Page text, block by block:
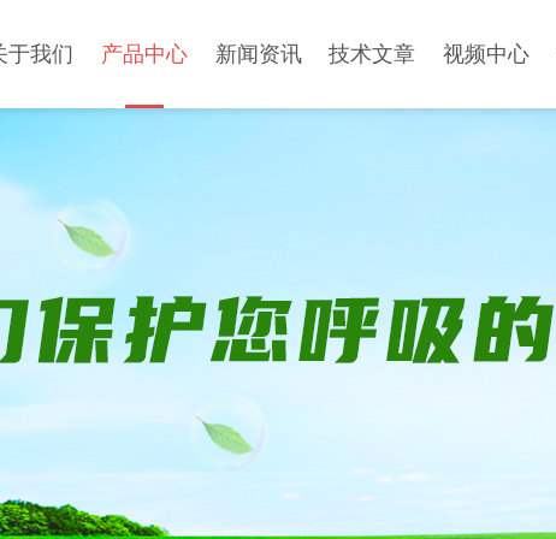
于我们 产品中心 新闻资讯 技术文章 视频中心